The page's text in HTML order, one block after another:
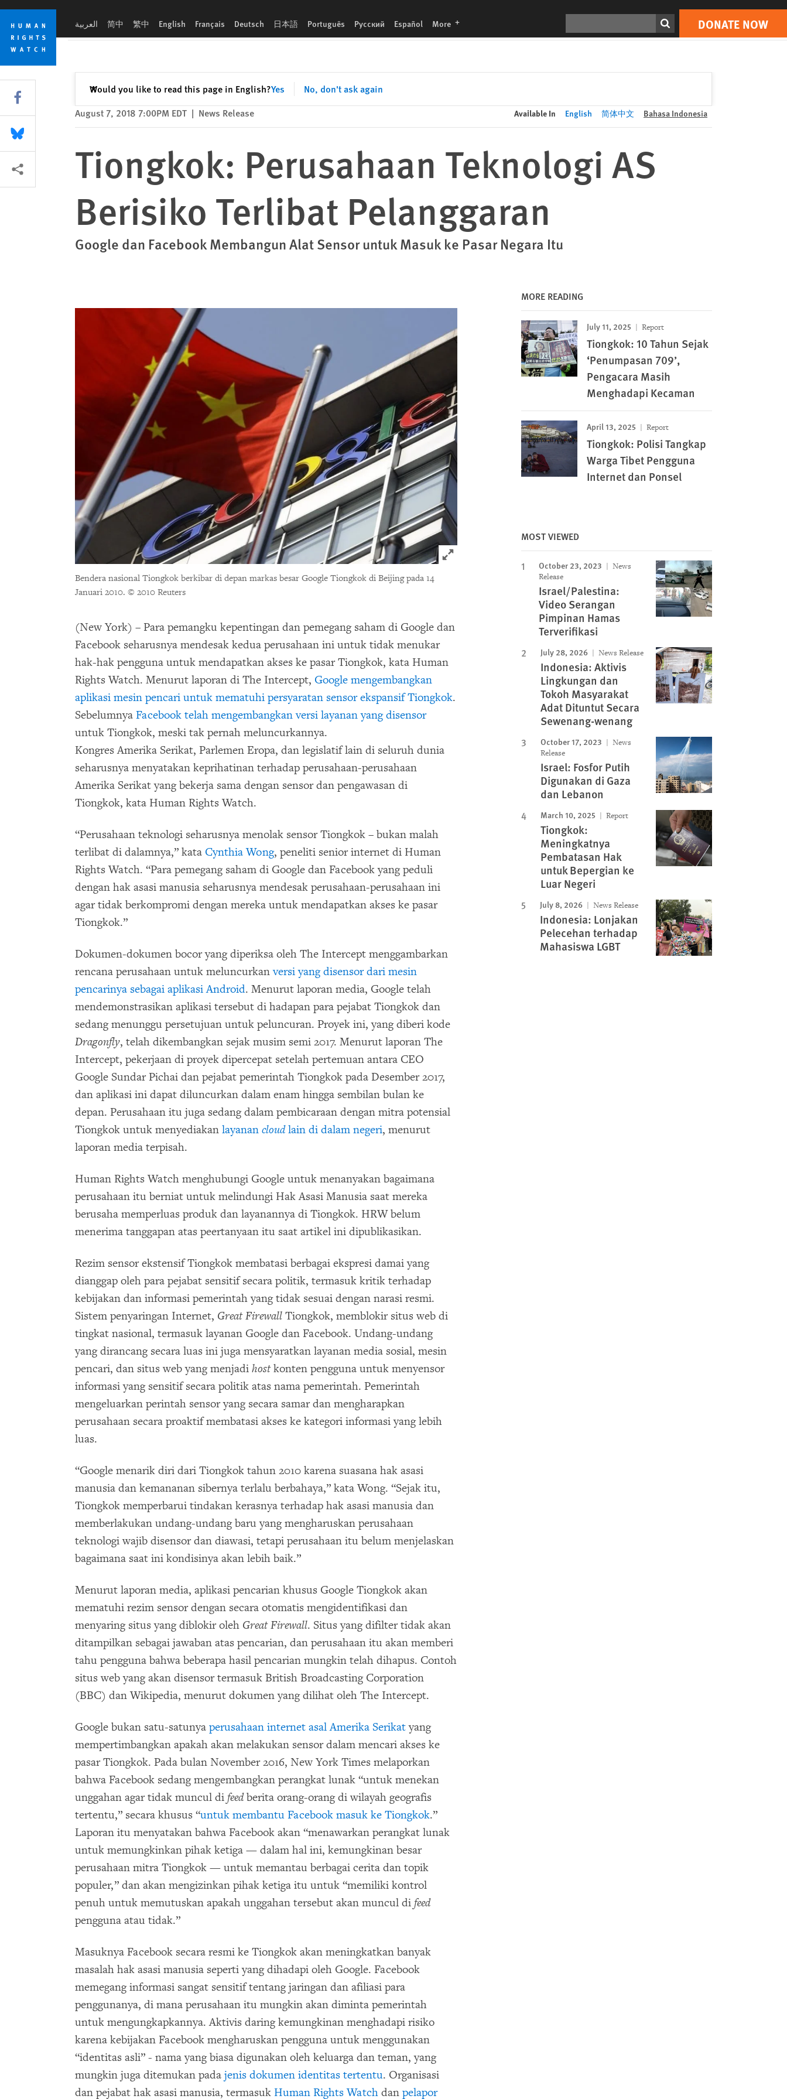
Skip
cookie
privacy
notice
Skip
main
content
العربية 简中 繁中 English Français Deutsch 日本語 Português Русский Español More languages DONATE NOW
Would you like to read this page in English?Yes No, don't ask again
✕Close
Print DONATE NOW
August 7, 2018 7:00PM EDT | News Release Available In English 简体中文 Bahasa Indonesia
Tiongkok: Perusahaan Teknologi AS
Berisiko Terlibat Pelanggaran
Google dan Facebook Membangun Alat Sensor untuk Masuk ke Pasar Negara Itu
Click to expand Image
Bendera nasional Tiongkok berkibar di depan markas besar Google Tiongkok di Beijing pada 14
Januari 2010. © 2010 Reuters
(New York) – Para pemangku kepentingan dan pemegang saham di Google dan
Facebook seharusnya mendesak kedua perusahaan ini untuk tidak menukar
hak-hak pengguna untuk mendapatkan akses ke pasar Tiongkok, kata Human
Rights Watch. Menurut laporan di The Intercept, Google mengembangkan
aplikasi mesin pencari untuk mematuhi persyaratan sensor ekspansif Tiongkok.
Sebelumnya Facebook telah mengembangkan versi layanan yang disensor
untuk Tiongkok, meski tak pernah meluncurkannya.
Kongres Amerika Serikat, Parlemen Eropa, dan legislatif lain di seluruh dunia
seharusnya menyatakan keprihatinan terhadap perusahaan-perusahaan
Amerika Serikat yang bekerja sama dengan sensor dan pengawasan di
Tiongkok, kata Human Rights Watch.
“Perusahaan teknologi seharusnya menolak sensor Tiongkok – bukan malah
terlibat di dalamnya,” kata Cynthia Wong, peneliti senior internet di Human
Rights Watch. “Para pemegang saham di Google dan Facebook yang peduli
dengan hak asasi manusia seharusnya mendesak perusahaan-perusahaan ini
agar tidak berkompromi dengan mereka untuk mendapatkan akses ke pasar
Tiongkok.”
Dokumen-dokumen bocor yang diperiksa oleh The Intercept menggambarkan
rencana perusahaan untuk meluncurkanversi yang disensor dari mesin
pencarinya sebagai aplikasi Android. Menurut laporan media, Google telah
mendemonstrasikan aplikasi tersebut di hadapan para pejabat Tiongkok dan
sedang menunggu persetujuan untuk peluncuran. Proyek ini, yang diberi kode
Dragonfly, telah dikembangkan sejak musim semi 2017. Menurut laporan The
Intercept, pekerjaan di proyek dipercepat setelah pertemuan antara CEO
Google Sundar Pichai dan pejabat pemerintah Tiongkok pada Desember 2017,
dan aplikasi ini dapat diluncurkan dalam enam hingga sembilan bulan ke
depan. Perusahaan itu juga sedang dalam pembicaraan dengan mitra potensial
Tiongkok untuk menyediakan layanan cloudlain di dalam negeri, menurut
laporan media terpisah.
Human Rights Watch menghubungi Google untuk menanyakan bagaimana
perusahaan itu berniat untuk melindungi Hak Asasi Manusia saat mereka
berusaha memperluas produk dan layanannya di Tiongkok. HRW belum
menerima tanggapan atas peertanyaan itu saat artikel ini dipublikasikan.
Rezim sensor ekstensif Tiongkok membatasi berbagai ekspresi damai yang
dianggap oleh para pejabat sensitif secara politik, termasuk kritik terhadap
kebijakan dan informasi pemerintah yang tidak sesuai dengan narasi resmi.
Sistem penyaringan Internet, Great Firewall Tiongkok, memblokir situs web di
tingkat nasional, termasuk layanan Google dan Facebook. Undang-undang
yang dirancang secara luas ini juga mensyaratkan layanan media sosial, mesin
pencari, dan situs web yang menjadi hostkonten pengguna untuk menyensor
informasi yang sensitif secara politik atas nama pemerintah. Pemerintah
mengeluarkan perintah sensor yang secara samar dan mengharapkan
perusahaan secara proaktif membatasi akses ke kategori informasi yang lebih
luas.
“Google menarik diri dari Tiongkok tahun 2010 karena suasana hak asasi
manusia dan kemananan sibernya terlalu berbahaya,” kata Wong. “Sejak itu,
Tiongkok memperbarui tindakan kerasnya terhadap hak asasi manusia dan
memberlakukan undang-undang baru yang mengharuskan perusahaan
teknologi wajib disensor dan diawasi, tetapi perusahaan itu belum menjelaskan
bagaimana saat ini kondisinya akan lebih baik.”
Menurut laporan media, aplikasi pencarian khusus Google Tiongkok akan
mematuhi rezim sensor dengan secara otomatis mengidentifikasi dan
menyaring situs yang diblokir oleh Great Firewall. Situs yang difilter tidak akan
ditampilkan sebagai jawaban atas pencarian, dan perusahaan itu akan memberi
tahu pengguna bahwa beberapa hasil pencarian mungkin telah dihapus. Contoh
situs web yang akan disensor termasuk British Broadcasting Corporation
(BBC) dan Wikipedia, menurut dokumen yang dilihat oleh The Intercept.
Google bukan satu-satunya perusahaan internet asal Amerika Serikatyang
mempertimbangkan apakah akan melakukan sensor dalam mencari akses ke
pasar Tiongkok. Pada bulan November 2016, New York Times melaporkan
bahwa Facebook sedang mengembangkan perangkat lunak “untuk menekan
unggahan agar tidak muncul di feedberita orang-orang di wilayah geografis
tertentu,” secara khusus “untuk membantu Facebook masuk ke Tiongkok.”
Laporan itu menyatakan bahwa Facebook akan “menawarkan perangkat lunak
untuk memungkinkan pihak ketiga — dalam hal ini, kemungkinan besar
perusahaan mitra Tiongkok — untuk memantau berbagai cerita dan topik
populer,” dan akan mengizinkan pihak ketiga itu untuk “memiliki kontrol
penuh untuk memutuskan apakah unggahan tersebut akan muncul di feed
pengguna atau tidak.”
Masuknya Facebook secara resmi ke Tiongkok akan meningkatkan banyak
masalah hak asasi manusia seperti yang dihadapi oleh Google. Facebook
memegang informasi sangat sensitif tentang jaringan dan afiliasi para
penggunanya, di mana perusahaan itu mungkin akan diminta pemerintah
untuk mengungkapkannya. Aktivis daring kemungkinan menghadapi risiko
karena kebijakan Facebook mengharuskan pengguna untuk menggunakan
“identitas asli” - nama yang biasa digunakan oleh keluarga dan teman, yang
mungkin juga ditemukan pada jenis dokumen identitas tertentu. Organisasi
dan pejabat hak asasi manusia, termasuk Human Rights Watch dan pelapor
MORE READING
July 11, 2025 Report
Tiongkok: 10 Tahun Sejak
‘Penumpasan 709’,
Pengacara Masih
Menghadapi Kecaman
April 13, 2025 Report
Tiongkok: Polisi Tangkap
Warga Tibet Pengguna
Internet dan Ponsel
MOST VIEWED
October 23, 2023
News
Release
Israel/Palestina:
Video Serangan
Pimpinan Hamas
Terverifikasi
July 28, 2026 News Release
Indonesia: Aktivis
Lingkungan dan
Tokoh Masyarakat
Adat Dituntut Secara
Sewenang-wenang
October 17, 2023
News
Release
Israel: Fosfor Putih
Digunakan di Gaza
dan Lebanon
March 10, 2025 Report
Tiongkok:
Meningkatnya
Pembatasan Hak
untuk Bepergian ke
Luar Negeri
July 8, 2026 News Release
Indonesia: Lonjakan
Pelecehan terhadap
Mahasiswa LGBT
Share this via Facebook
Share this via Bluesky
More sharing options